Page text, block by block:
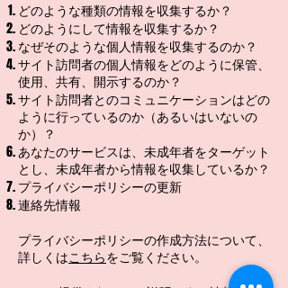
どのような種類の情報を収集するか？
どのようにして情報を収集するか？
なぜそのような個人情報を収集するのか？
サイト訪問者の個人情報をどのように保管、
使用、共有、開示するのか？
サイト訪問者とのコミュニケーションはどの
ように行っているのか（あるいはいないの
か）？
あなたのサービスは、未成年者をターゲット
とし、未成年者から情報を収集しているか？
プライバシーポリシーの更新
連絡先情報
プライバシーポリシーの作成方法について、
詳しくはこちらをご覧ください。